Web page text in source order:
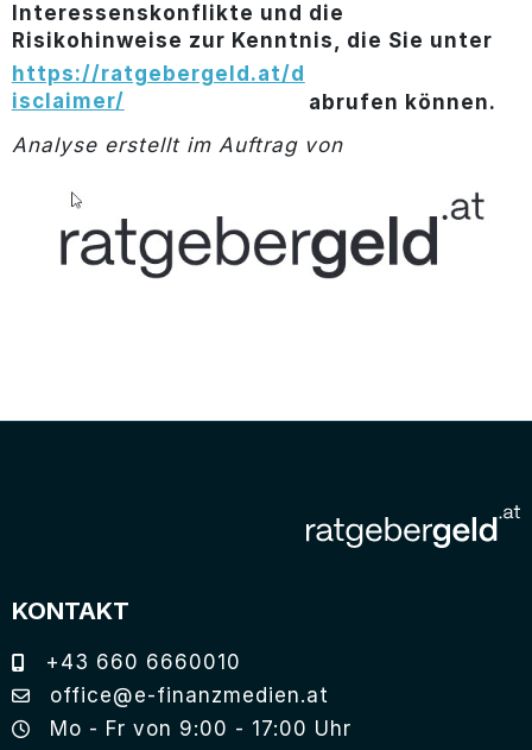
Interessenskonflikte und die
Risikohinweise zur Kenntnis, die Sie unter
https://ratgebergeld.at/d
isclaimer/
abrufen können.
Analyse erstellt im Auftrag von
KONTAKT
+43 660 6660010
office@e-finanzmedien.at
Mo - Fr von 9:00 - 17:00 Uhr